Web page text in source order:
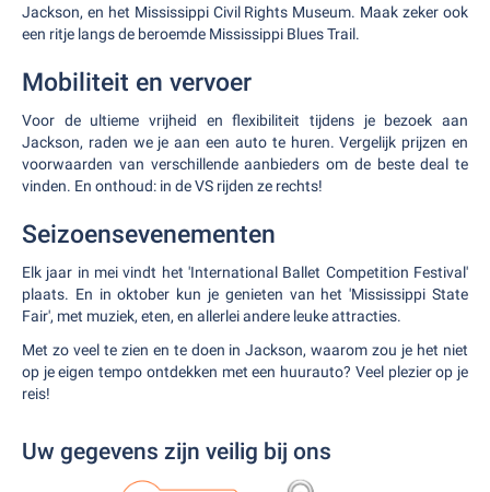
Jackson, en het Mississippi Civil Rights Museum. Maak zeker ook
een ritje langs de beroemde Mississippi Blues Trail.
Mobiliteit en vervoer
Voor de ultieme vrijheid en flexibiliteit tijdens je bezoek aan
Jackson, raden we je aan een auto te huren. Vergelijk prijzen en
voorwaarden van verschillende aanbieders om de beste deal te
vinden. En onthoud: in de VS rijden ze rechts!
Seizoensevenementen
Elk jaar in mei vindt het 'International Ballet Competition Festival'
plaats. En in oktober kun je genieten van het 'Mississippi State
Fair', met muziek, eten, en allerlei andere leuke attracties.
Met zo veel te zien en te doen in Jackson, waarom zou je het niet
op je eigen tempo ontdekken met een huurauto? Veel plezier op je
reis!
Uw gegevens zijn veilig bij ons